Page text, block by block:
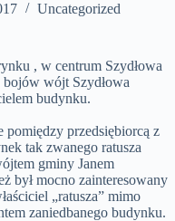
Uncategorized
, w centrum Szydłowa
bojów wójt Szydłowa
budynku.
pomiędzy przedsiębiorcą z
tak zwanego ratusza
gminy Janem
był mocno zainteresowany
„ratusza” mimo
zaniedbanego budynku.